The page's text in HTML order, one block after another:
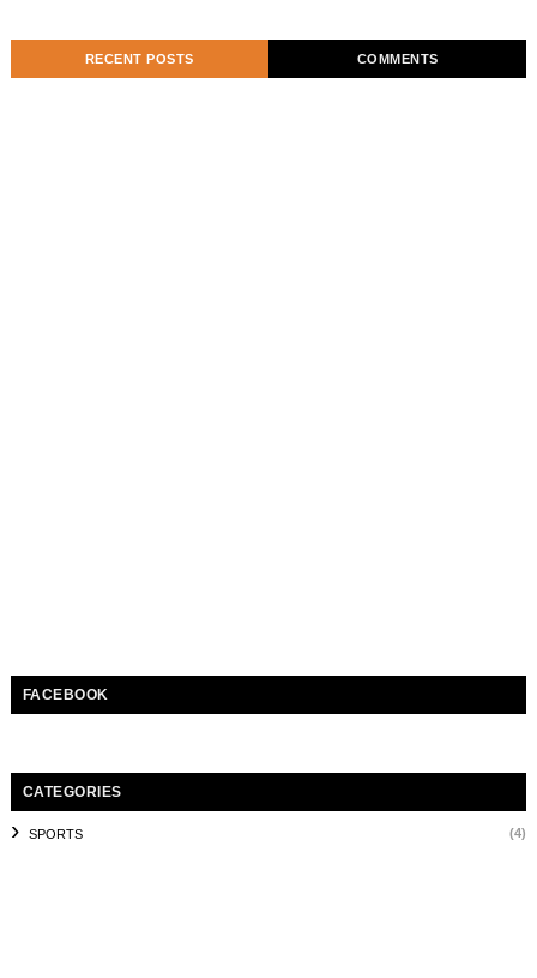
RECENT POSTS COMMENTS
FACEBOOK
CATEGORIES
SPORTS (4)